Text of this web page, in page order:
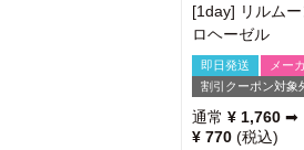
[1day] リルム
ロヘーゼル
即日発送
メー
割引クーポン対象
通常 ¥ 1,760
¥ 770 税込